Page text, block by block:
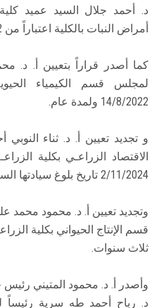
د. أحمد جلال السيد عميد
أمراض النبات بالكلية اعتباراً من 17/8/2022 ولمدة عام.
كما أصدر قراراً بتعيين أ. د.
لمجلس قسم الكيمياء
14/8/2022 ولمدة عام.
و تجديد تعيين أ. د. ثناء
2/11/2024 تاريخ بلوغ سيادتها السن القانونية .
وتجديد تعيين أ. د. محمود
ثلاث سنوات.
وأصدر أ. د. محمود المتيني
د. رباح أحمد طه سرية رئيساً